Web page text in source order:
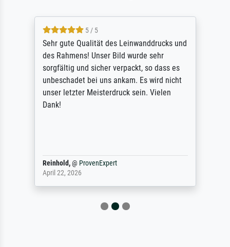
5 / 5
Sehr gute Qualität des Leinwanddrucks und
des Rahmens! Unser Bild wurde sehr
sorgfältig und sicher verpackt, so dass es
unbeschadet bei uns ankam. Es wird nicht
unser letzter Meisterdruck sein. Vielen
Dank!
Reinhold,@ ProvenExpert
April 22, 2026